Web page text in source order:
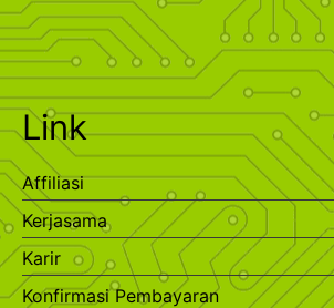
Link
Affiliasi
Kerjasama
Karir
Konfirmasi Pembayaran